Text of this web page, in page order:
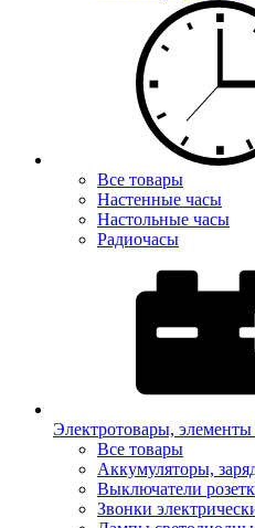
Все товары
Настенные часы
Настольные часы
Радиочасы
Электротовары,
Все товары
Аккумуляторы,
Выключатели
Звонки